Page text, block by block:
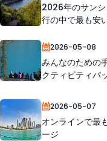
2026年のサン
行の中で最も安
2026-05-08
みんなのための
クティビティパ
2026-05-07
オンラインで最
ージ